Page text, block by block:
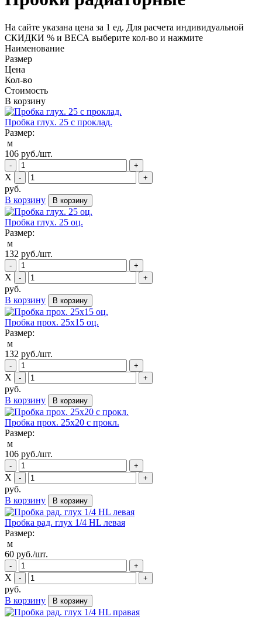
На сайте указана цена за 1 ед. Для расчета индивидуальной
СКИДКИ % и ВЕСА выберите кол-во и нажмите
Наименование
Размер
Цена
Кол-во
Стоимость
В корзину
Пробка глух. 25 с проклад.
Размер:
м
106 руб./шт.
- +
Х - +
руб.
В корзину
В корзину
Пробка глух. 25 оц.
Размер:
м
132 руб./шт.
- +
Х - +
руб.
В корзину
В корзину
Пробка прох. 25х15 оц.
Размер:
м
132 руб./шт.
- +
Х - +
руб.
В корзину
В корзину
Пробка прох. 25х20 с прокл.
Размер:
м
106 руб./шт.
- +
Х - +
руб.
В корзину
В корзину
Пробка рад. глух 1/4 HL левая
Размер:
м
60 руб./шт.
- +
Х - +
руб.
В корзину
В корзину